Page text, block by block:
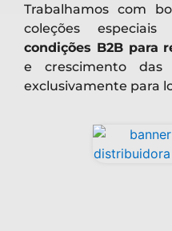
Trabalhamos com
coleções
condições B2B para
e crescimento
exclusivamente para